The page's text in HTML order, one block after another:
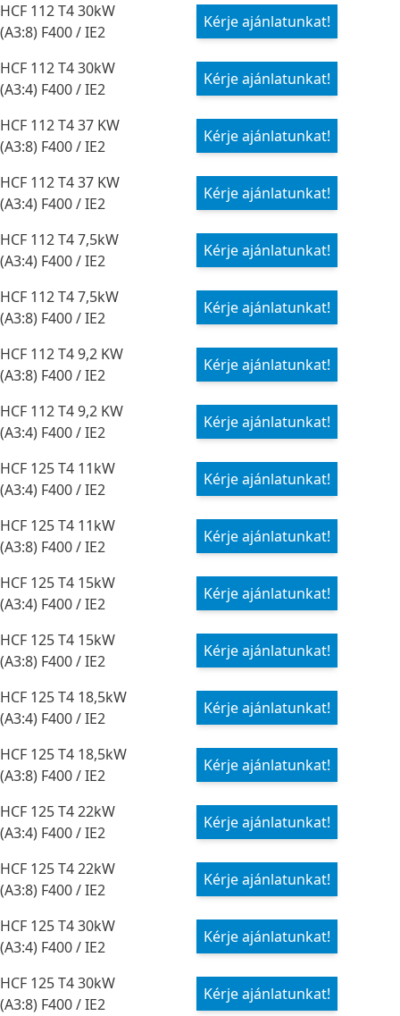
HCF 112 T4 30kW
(A3:8) F400 / IE2
Kérje ajánlatunkat!
HCF 112 T4 30kW
(A3:4) F400 / IE2
Kérje ajánlatunkat!
HCF 112 T4 37 KW
(A3:8) F400 / IE2
Kérje ajánlatunkat!
HCF 112 T4 37 KW
(A3:4) F400 / IE2
Kérje ajánlatunkat!
HCF 112 T4 7,5kW
(A3:4) F400 / IE2
Kérje ajánlatunkat!
HCF 112 T4 7,5kW
(A3:8) F400 / IE2
Kérje ajánlatunkat!
HCF 112 T4 9,2 KW
(A3:8) F400 / IE2
Kérje ajánlatunkat!
HCF 112 T4 9,2 KW
(A3:4) F400 / IE2
Kérje ajánlatunkat!
HCF 125 T4 11kW
(A3:4) F400 / IE2
Kérje ajánlatunkat!
HCF 125 T4 11kW
(A3:8) F400 / IE2
Kérje ajánlatunkat!
HCF 125 T4 15kW
(A3:4) F400 / IE2
Kérje ajánlatunkat!
HCF 125 T4 15kW
(A3:8) F400 / IE2
Kérje ajánlatunkat!
HCF 125 T4 18,5kW
(A3:4) F400 / IE2
Kérje ajánlatunkat!
HCF 125 T4 18,5kW
(A3:8) F400 / IE2
Kérje ajánlatunkat!
HCF 125 T4 22kW
(A3:4) F400 / IE2
Kérje ajánlatunkat!
HCF 125 T4 22kW
(A3:8) F400 / IE2
Kérje ajánlatunkat!
HCF 125 T4 30kW
(A3:4) F400 / IE2
Kérje ajánlatunkat!
HCF 125 T4 30kW
(A3:8) F400 / IE2
Kérje ajánlatunkat!